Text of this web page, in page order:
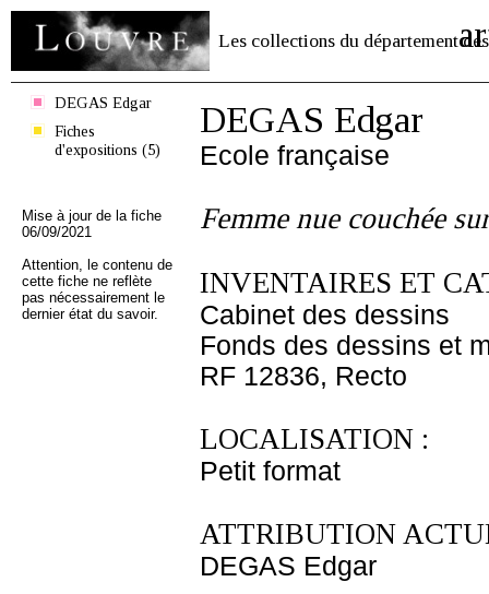
Les collections du département des
DEGAS Edgar
Fiches
d'expositions (5)
Mise à jour de la fiche
06/09/2021
Attention, le contenu de
cette fiche ne reflète
pas nécessairement le
dernier état du savoir.
DEGAS Edgar
Ecole française
Femme nue couchée
INVENTAIRES ET
Cabinet des dessins
Fonds des dessins et
RF 12836, Recto
LOCALISATION :
Petit format
ATTRIBUTION
DEGAS Edgar